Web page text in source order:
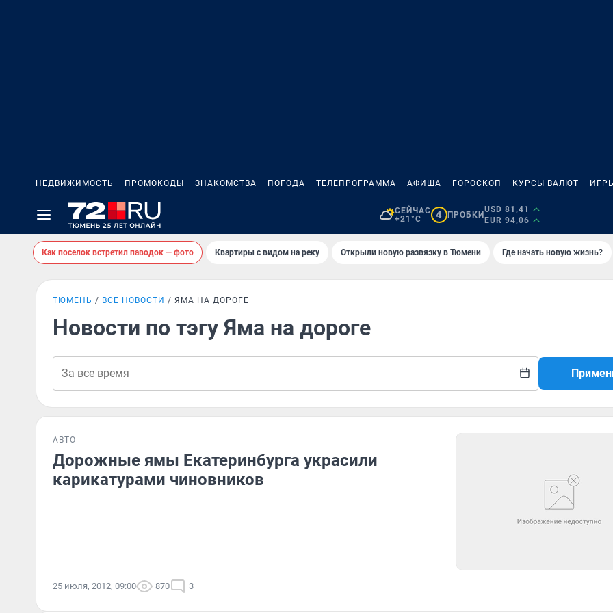
НЕДВИЖИМОСТЬ ПРОМОКОДЫ ЗНАКОМСТВА ПОГОДА ТЕЛЕПРОГРАММА АФИША ГОРОСКОП КУРСЫ ВАЛЮТ
СЕЙЧАС
+21°C
4 ПРОБКИ
USD 81,41
EUR 94,06
Как поселок встретил паводок — фото Квартиры с видом на реку Открыли новую развязку в Тюмени Где начать новую жизнь?
ТЮМЕНЬ ВСЕ НОВОСТИ ЯМА НА ДОРОГЕ
Новости по тэгу Яма на дороге
АВТО
Дорожные ямы Екатеринбурга украсили
карикатурами чиновников
25 июля, 2012, 09:00 870 3